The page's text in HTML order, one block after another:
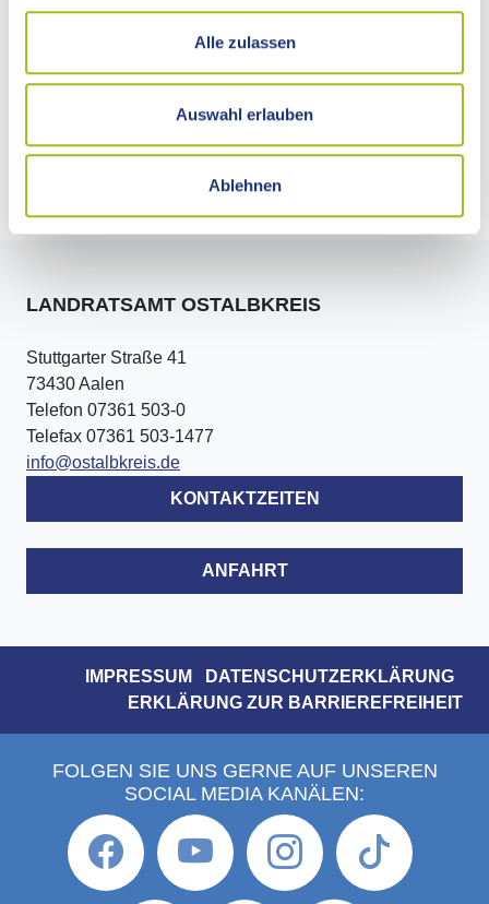
Alle zulassen
Auswahl erlauben
Ablehnen
Pressemitteilungen dazu
LANDRATSAMT OSTALBKREIS
Stuttgarter Straße 41
73430 Aalen
Telefon 07361 503-0
Telefax 07361 503-1477
info@ostalbkreis.de
KONTAKTZEITEN
ANFAHRT
IMPRESSUM
DATENSCHUTZERKLÄRUNG
ERKLÄRUNG ZUR BARRIEREFREIHEIT
FOLGEN SIE UNS GERNE AUF UNSEREN
SOCIAL MEDIA KANÄLEN: